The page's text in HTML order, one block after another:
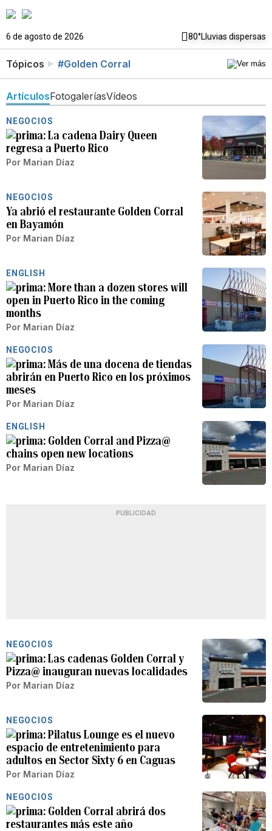
6 de agosto de 2026 80°Lluvias dispersas
Tópicos #Golden Corral
ArtículosFotogaleríasVídeos
NEGOCIOS
La cadena Dairy Queen
regresa a Puerto Rico
Por Marian Díaz
NEGOCIOS
Ya abrió el restaurante Golden Corral
en Bayamón
Por Marian Díaz
ENGLISH
More than a dozen stores will
open in Puerto Rico in the coming
months
Por Marian Díaz
NEGOCIOS
Más de una docena de tiendas
abrirán en Puerto Rico en los próximos
meses
Por Marian Díaz
ENGLISH
Golden Corral and Pizza@
chains open new locations
Por Marian Díaz
PUBLICIDAD
NEGOCIOS
Las cadenas Golden Corral y
Pizza@ inauguran nuevas localidades
Por Marian Díaz
NEGOCIOS
Pilatus Lounge es el nuevo
espacio de entretenimiento para
adultos en Sector Sixty 6 en Caguas
Por Marian Díaz
NEGOCIOS
Golden Corral abrirá dos
restaurantes más este año